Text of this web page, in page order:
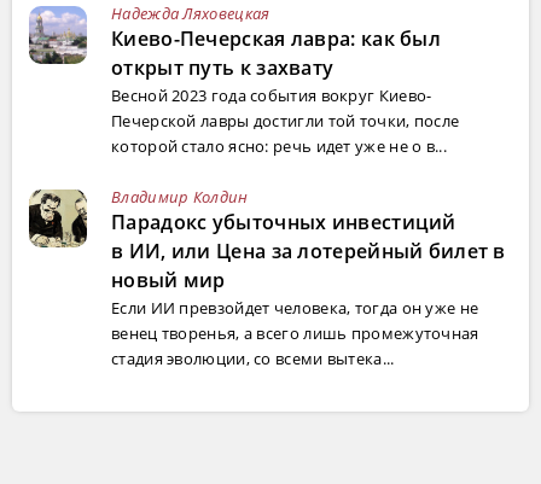
Надежда Ляховецкая
Киево-Печерская лавра: как был
открыт путь к захвату
Весной 2023 года события вокруг Киево-
Печерской лавры достигли той точки, после
которой стало ясно: речь идет уже не о в...
Владимир Колдин
Парадокс убыточных инвестиций
в ИИ, или Цена за лотерейный билет в
новый мир
Если ИИ превзойдет человека, тогда он уже не
венец творенья, а всего лишь промежуточная
стадия эволюции, со всеми вытека...